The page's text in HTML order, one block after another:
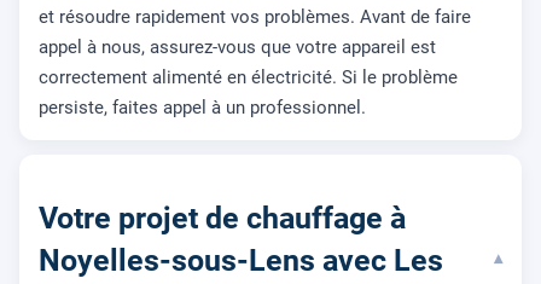
et résoudre rapidement vos problèmes. Avant de faire
appel à nous, assurez-vous que votre appareil est
correctement alimenté en électricité. Si le problème
persiste, faites appel à un professionnel.
Votre projet de chauffage à
Noyelles-sous-Lens avec Les
▾